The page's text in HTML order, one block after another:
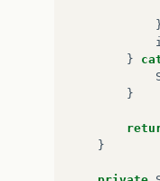
}
}
}